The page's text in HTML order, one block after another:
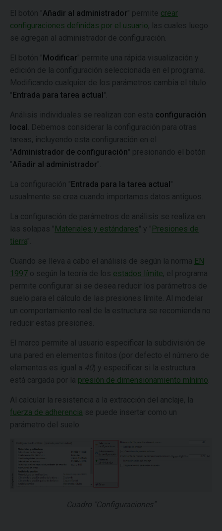
El botón "Añadir al administrador" permite crear
configuraciones definidas por el usuario, las cuales luego
se agregan al administrador de configuración.
El botón "Modificar" permite una rápida visualización y
edición de la configuración seleccionada en el programa.
Modificando cualquier de los parámetros cambia el título
"Entrada para tarea actual".
Análisis individuales se realizan con esta configuración
local . Debemos considerar la configuración para otras
tareas, incluyendo esta configuración en el
"Administrador de configuración" presionando el botón
"Añadir al administrador".
La configuración "Entrada para la tarea actual"
usualmente se crea cuando importamos datos antiguos.
La configuración de parámetros de análisis se realiza en
las solapas "Materiales y estándares" y "Presiones de
tierra".
Cuando se lleva a cabo el análisis de según la norma EN
1997 o según la teoría de los estados límite, el programa
permite configurar si se desea reducir los parámetros de
suelo para el cálculo de las presiones límite. Al modelar
un comportamiento real de la estructura se recomienda no
reducir estas presiones.
El marco permite al usuario especificar la subdivisión de
una pared en elementos finitos (por defecto el número de
elementos es igual a 40) y especificar si la estructura
está cargada por la presión de dimensionamiento mínimo
Al calcular la resistencia a la extracción del anclaje, la
fuerza de adherencia se puede insertar como un
parámetro del suelo.
Cuadro "Configuraciones"